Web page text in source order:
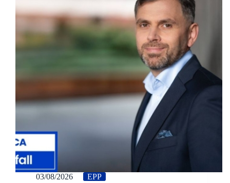
03/08/2026 EPP